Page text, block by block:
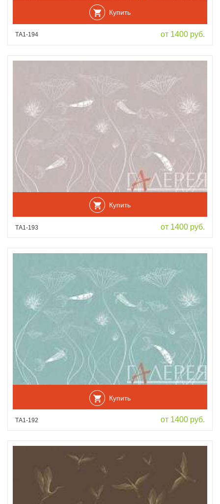
Купить
ТА1-194 от 1400 руб.
Купить
ТА1-193 от 1400 руб.
Купить
ТА1-192 от 1400 руб.